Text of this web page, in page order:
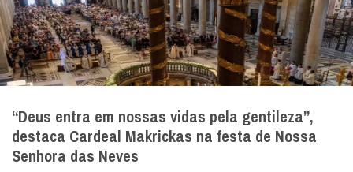
“Deus entra em nossas vidas pela gentileza”,
destaca Cardeal Makrickas na festa de Nossa
Senhora das Neves